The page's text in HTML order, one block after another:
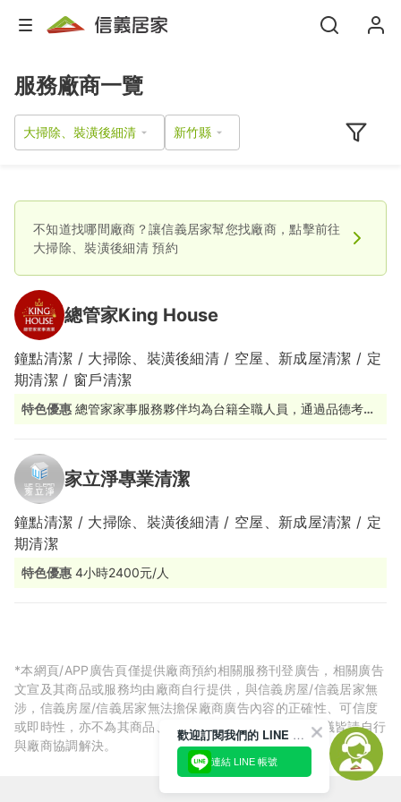
服務廠商一覽
大掃除、裝潢後細清
不知道找哪間廠商？讓信義居家幫您找廠商，點擊前往
大掃除、裝潢後細清預約
總管家King House
鐘點清潔 / 大掃除、裝潢後細清 / 空屋、新成屋清潔 / 定
期清潔 / 窗戶清潔
特色優惠 總管家家事服務夥伴均為台籍全職人員，通過品德考核
家立淨專業清潔
鐘點清潔 / 大掃除、裝潢後細清 / 空屋、新成屋清潔 / 定
期清潔
特色優惠 4小時2400元/人
*本網頁/APP廣告頁僅提供廠商預約相關服務刊登廣告，相關廣告
文宣及其商品或服務均由廠商自行提供，與信義房屋/信義居家無
涉，信義房屋/信義居家無法擔保廠商廣告內容的正確性、可信度
或即時性，亦不為其商品、服務品質負責，所生任何爭議皆請自行
與廠商協調解決。
歡迎訂閱我們的 LINE 官方帳號
連結 LINE 帳號